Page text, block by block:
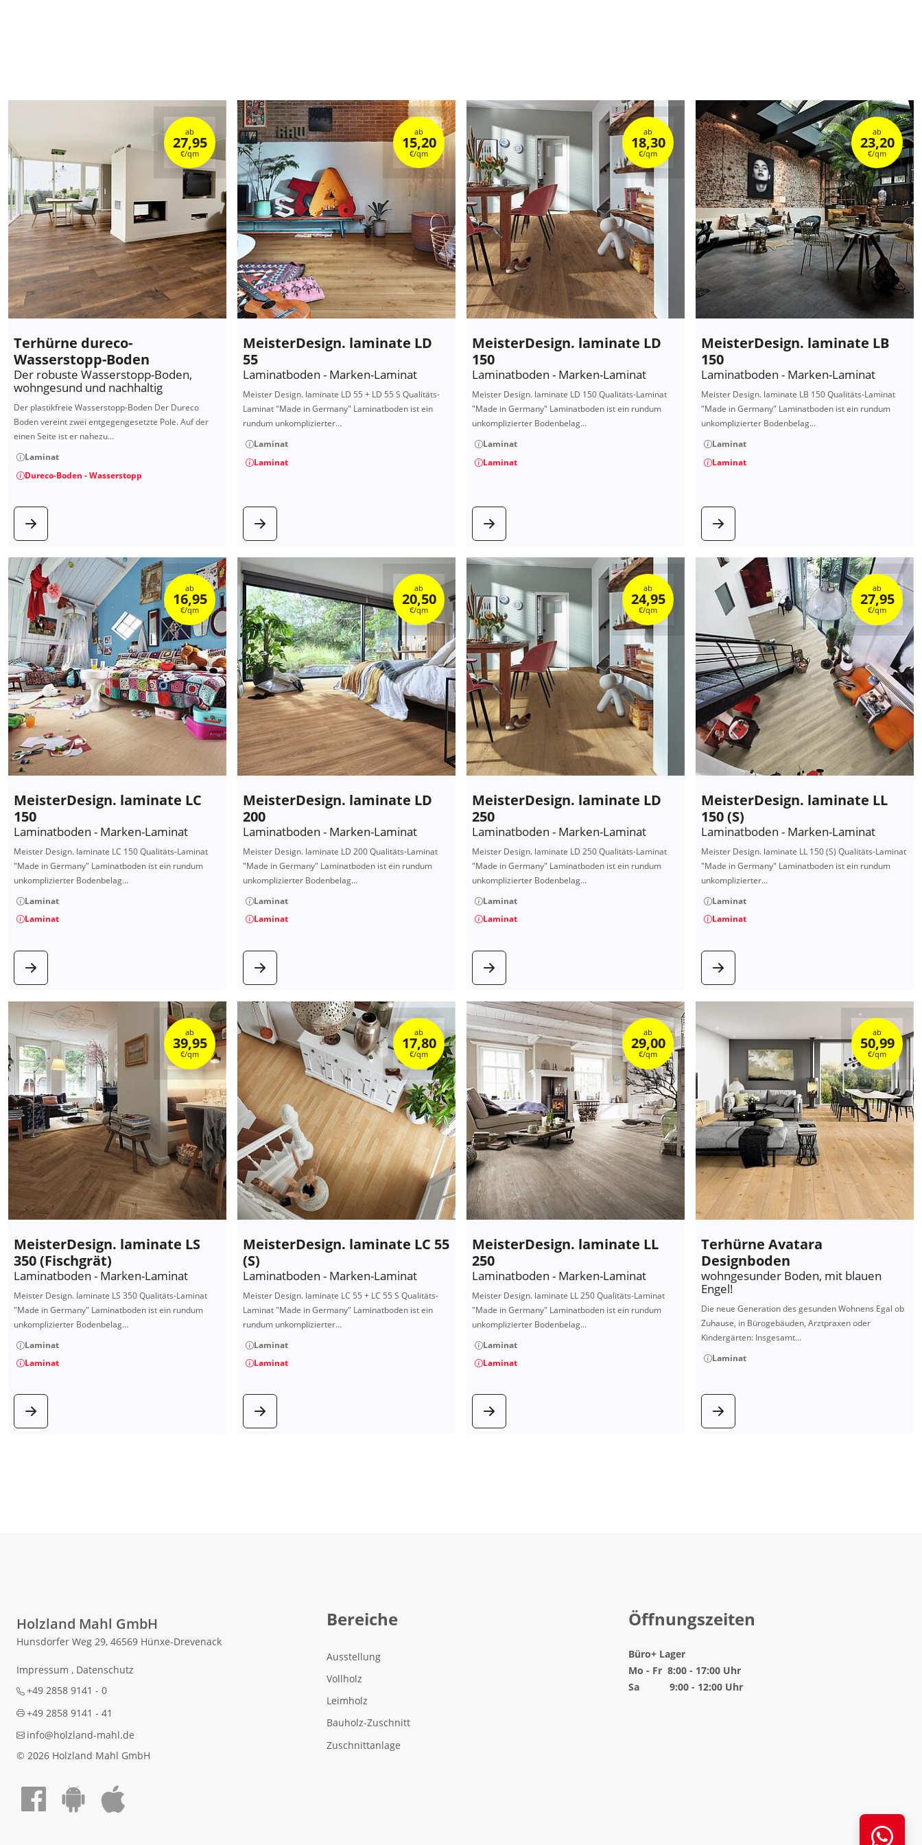
ab
27,95
€/qm
Terhürne dureco-
Wasserstopp-Boden
Der robuste Wasserstopp-Boden,
wohngesund und nachhaltig
Der plastikfreie Wasserstopp-Boden Der Dureco
Boden vereint zwei entgegengesetzte Pole. Auf der
einen Seite ist er nahezu…
Laminat
Dureco-Boden - Wasserstopp
zum Produkt
ab
15,20
€/qm
MeisterDesign. laminate LD
55
Laminatboden - Marken-Laminat
Meister Design. laminate LD 55 + LD 55 S Qualitäts-
Laminat "Made in Germany" Laminatboden ist ein
rundum unkomplizierter…
Laminat
Laminat
zum Produkt
ab
18,30
€/qm
MeisterDesign. laminate LD
150
Laminatboden - Marken-Laminat
Meister Design. laminate LD 150 Qualitäts-Laminat
"Made in Germany" Laminatboden ist ein rundum
unkomplizierter Bodenbelag…
Laminat
Laminat
zum Produkt
ab
23,20
€/qm
MeisterDesign. laminate LB
150
Laminatboden - Marken-Laminat
Meister Design. laminate LB 150 Qualitäts-Laminat
"Made in Germany" Laminatboden ist ein rundum
unkomplizierter Bodenbelag…
Laminat
Laminat
zum Produkt
ab
16,95
€/qm
MeisterDesign. laminate LC
150
Laminatboden - Marken-Laminat
Meister Design. laminate LC 150 Qualitäts-Laminat
"Made in Germany" Laminatboden ist ein rundum
unkomplizierter Bodenbelag…
Laminat
Laminat
zum Produkt
ab
20,50
€/qm
MeisterDesign. laminate LD
200
Laminatboden - Marken-Laminat
Meister Design. laminate LD 200 Qualitäts-Laminat
"Made in Germany" Laminatboden ist ein rundum
unkomplizierter Bodenbelag…
Laminat
Laminat
zum Produkt
ab
24,95
€/qm
MeisterDesign. laminate LD
250
Laminatboden - Marken-Laminat
Meister Design. laminate LD 250 Qualitäts-Laminat
"Made in Germany" Laminatboden ist ein rundum
unkomplizierter Bodenbelag…
Laminat
Laminat
zum Produkt
ab
27,95
€/qm
MeisterDesign. laminate LL
150 (S)
Laminatboden - Marken-Laminat
Meister Design. laminate LL 150 (S) Qualitäts-Laminat
"Made in Germany" Laminatboden ist ein rundum
unkomplizierter…
Laminat
Laminat
zum Produkt
ab
39,95
€/qm
MeisterDesign. laminate LS
350 (Fischgrät)
Laminatboden - Marken-Laminat
Meister Design. laminate LS 350 Qualitäts-Laminat
"Made in Germany" Laminatboden ist ein rundum
unkomplizierter Bodenbelag…
Laminat
Laminat
zum Produkt
ab
17,80
€/qm
MeisterDesign. laminate LC 55
(S)
Laminatboden - Marken-Laminat
Meister Design. laminate LC 55 + LC 55 S Qualitäts-
Laminat "Made in Germany" Laminatboden ist ein
rundum unkomplizierter…
Laminat
Laminat
zum Produkt
ab
29,00
€/qm
MeisterDesign. laminate LL
250
Laminatboden - Marken-Laminat
Meister Design. laminate LL 250 Qualitäts-Laminat
"Made in Germany" Laminatboden ist ein rundum
unkomplizierter Bodenbelag…
Laminat
Laminat
zum Produkt
ab
50,99
€/qm
Terhürne Avatara
Designboden
wohngesunder Boden, mit blauen
Engel!
Die neue Generation des gesunden Wohnens Egal ob
Zuhause, in Bürogebäuden, Arztpraxen oder
Kindergärten: Insgesamt…
Laminat
zum Produkt
Holzland Mahl GmbH
Hunsdorfer Weg 29, 46569 Hünxe-Drevenack
Impressum , Datenschutz
+49 2858 9141 - 0
+49 2858 9141 - 41
info@holzland-mahl.de
© 2026 Holzland Mahl GmbH
Auf Facebook teilen
Android App laden
Bereiche
Ausstellung
Vollholz
Leimholz
Bauholz-Zuschnitt
Zuschnittanlage
Öffnungszeiten
Büro+ Lager
Mo - Fr 8:00 - 17:00 Uhr
Sa 9:00 - 12:00 Uhr